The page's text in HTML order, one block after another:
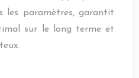
les paramètres, garantit
sur le long terme et